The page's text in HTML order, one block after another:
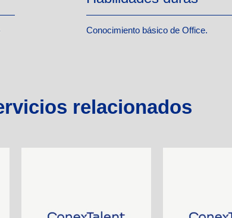
Conocimiento básico de Office.
relacionados